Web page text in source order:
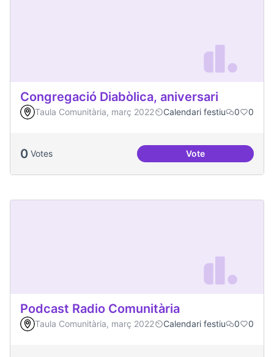
Congregació Diabòlica, aniversari
Taula Comunitària, març 2022 Calendari festiu 0 0
0 Votes VoteCongregació
Podcast Radio Comunitària
Taula Comunitària, març 2022 Calendari festiu 0 0